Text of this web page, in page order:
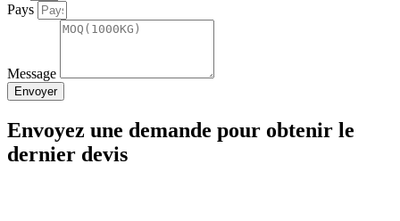
Pays
Message
Envoyer
Envoyez une demande pour obtenir le
dernier devis